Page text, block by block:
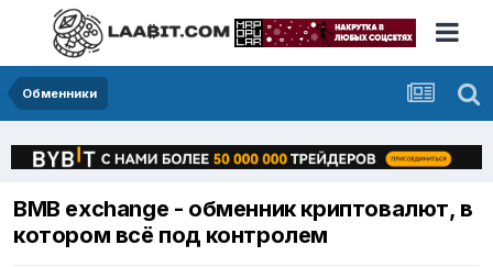
Обменники
BMB exchange - обменник криптовалют, в
котором всё под контролем